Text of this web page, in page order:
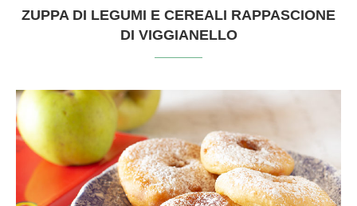
ZUPPA DI LEGUMI E CEREALI RAPPASCIONE
DI VIGGIANELLO